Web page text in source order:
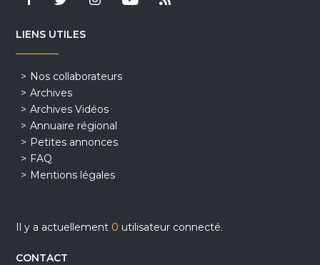
LIENS UTILES
Nos collaborateurs
Archives
Archives Vidéos
Annuaire régional
Petites annonces
FAQ
Mentions légales
Il y a actuellement 0 utilisateur connecté.
CONTACT